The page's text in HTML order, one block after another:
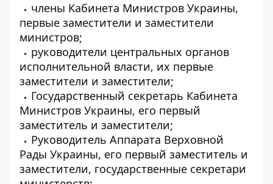
члены Кабинета Министров Украины,
первые заместители и заместители
министров;
руководители центральных органов
исполнительной власти, их первые
заместители и заместители;
Государственный секретарь Кабинета
Министров Украины, его первый
заместитель и заместители;
Руководитель Аппарата Верховной
Рады Украины, его первый заместитель и
заместители, государственные секретари